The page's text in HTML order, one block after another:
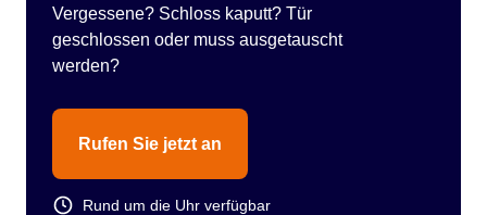
Vergessene? Schloss kaputt? Tür
geschlossen oder muss ausgetauscht
werden?
Rufen Sie jetzt an
Rund um die Uhr verfügbar